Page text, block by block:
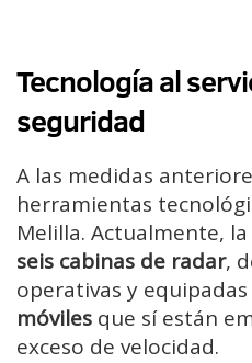
Tecnología al
seguridad
A las medidas
herramientas
Melilla. Actualmente,
seis cabinas de radar,
operativas y equipadas
móviles que sí están
exceso de velocidad.